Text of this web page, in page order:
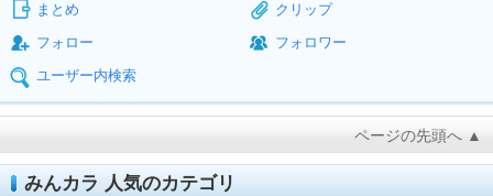
まとめ
クリップ
フォロー
フォロワー
ユーザー内検索
ページの先頭へ ▲
みんカラ 人気のカテゴリ